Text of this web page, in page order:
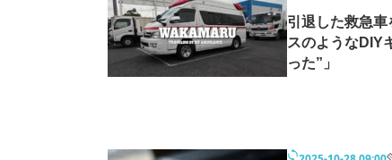
引退した救急
スのようなDIY
った”」